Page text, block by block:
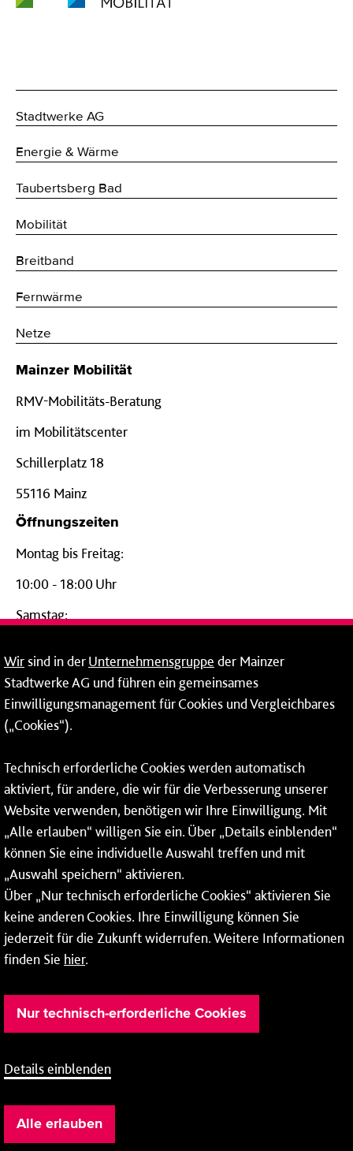
Stadtwerke AG
Energie & Wärme
Taubertsberg Bad
Mobilität
Breitband
Fernwärme
Netze
Mainzer Mobilität
RMV-Mobilitäts-Beratung
im Mobilitätscenter
Schillerplatz 18
55116 Mainz
Öffnungszeiten
Montag bis Freitag:
10:00 - 18:00 Uhr
Samstag:
24-Stunden-Telefon*
06131 – 12 77 77
Fax: 06131 – 12 66 66
* Montags bis freitags bis 7 und ab 18 Uhr sowie an
Wochenenden und Feiertagen ganztags werden Ihre
Anrufe je nach Themenauswahl an ein Callcenter des
RMV oder von nextbike weitergeleitet. Dort erhalten Sie
ausschließlich Auskünfte zum Fahrplan bzw. zu
meinRad.
Wirsind in derUnternehmensgruppe der Mainzer
Stadtwerke AG und führen ein gemeinsames
Einwilligungsmanagement für Cookies und Vergleichbares
(„Cookies“).
Technisch erforderliche Cookies werden automatisch
aktiviert, für andere, die wir für die Verbesserung unserer
Website verwenden, benötigen wir Ihre Einwilligung. Mit
„Alle erlauben“ willigen Sie ein. Über „Details einblenden“
können Sie eine individuelle Auswahl treffen und mit
„Auswahl speichern“ aktivieren.
Über „Nur technisch erforderliche Cookies“ aktivieren Sie
keine anderen Cookies. Ihre Einwilligung können Sie
jederzeit für die Zukunft widerrufen. Weitere Informationen
finden Sie hier.
Nur technisch-erforderliche Cookies
Details einblenden
Alle erlauben